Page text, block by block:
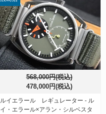
568,000円(税込)
478,000円(税込)
ルイエラール レギュレーター - ル
イ・エラール×アラン・シルベスタ